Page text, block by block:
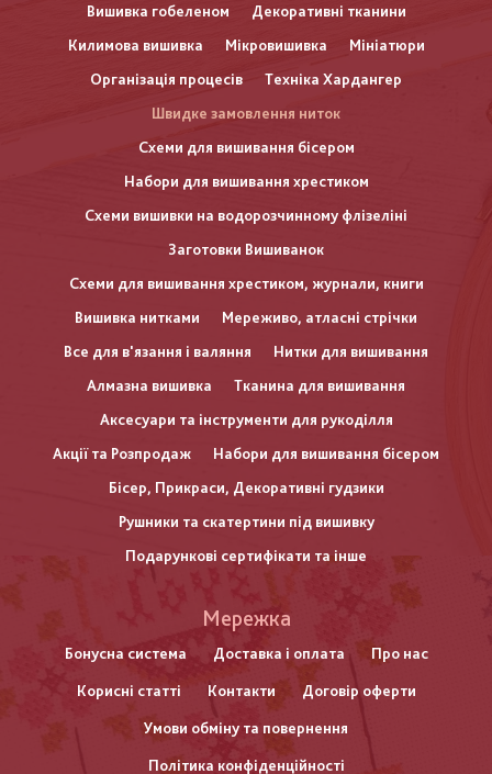
Вишивка гобеленом
Декоративні тканини
Килимова вишивка
Мікровишивка
Мініатюри
Організація процесів
Техніка Хардангер
Швидке замовлення ниток
Схеми для вишивання бісером
Набори для вишивання хрестиком
Схеми вишивки на водорозчинному флізеліні
Заготовки Вишиванок
Схеми для вишивання хрестиком, журнали, книги
Вишивка нитками
Мереживо, атласні стрічки
Все для в'язання і валяння
Нитки для вишивання
Алмазна вишивка
Тканина для вишивання
Аксесуари та інструменти для рукоділля
Акції та Розпродаж
Набори для вишивання бісером
Бісер, Прикраси, Декоративні гудзики
Рушники та скатертини під вишивку
Подарункові сертифікати та інше
нижнього
колонтитулу
Мережка
Бонусна система Доставка і оплата Про нас
Корисні статті Контакти Договір оферти
Умови обміну та повернення
Політика конфіденційності